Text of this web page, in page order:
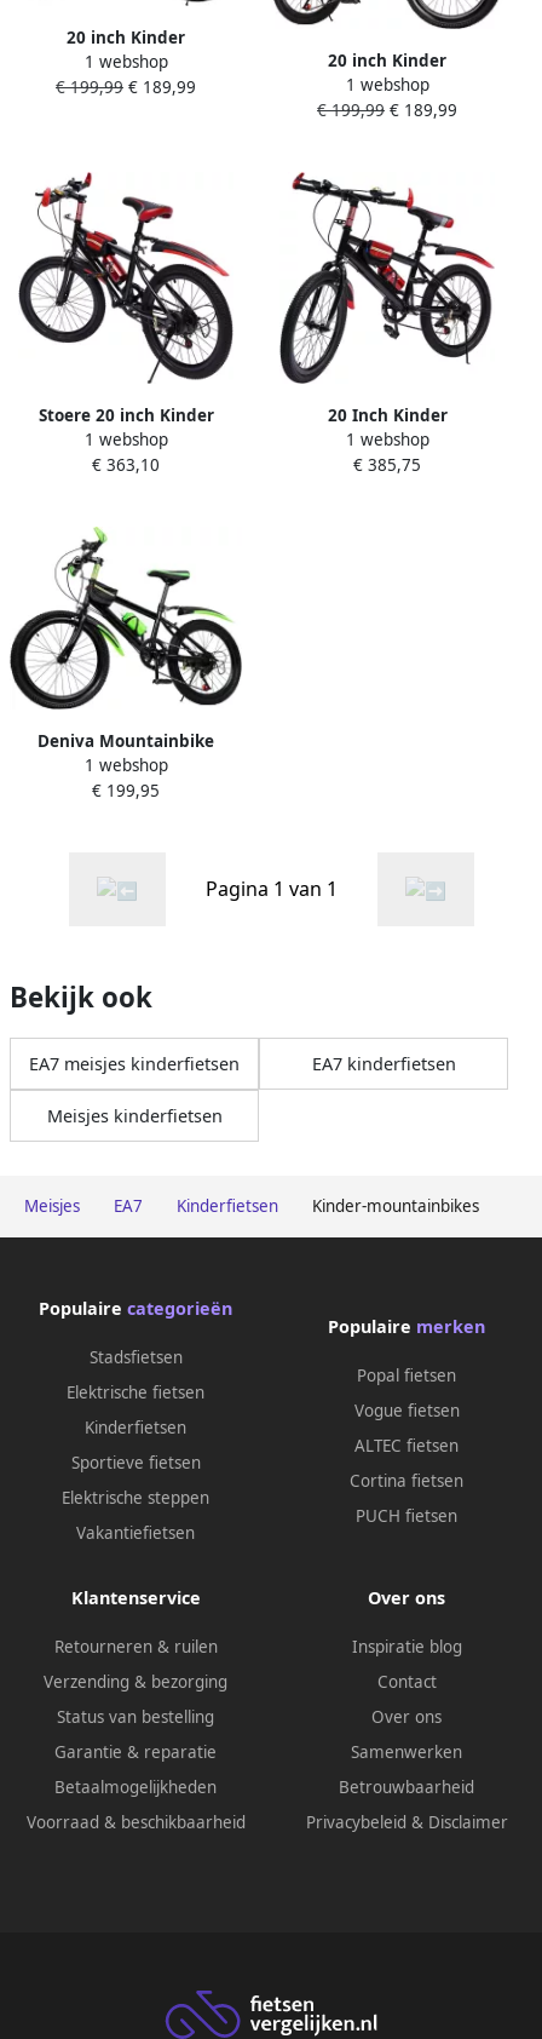
Meisjes EA7 Kinderfietsen Kinder-mountainbikes
20 inch Kinder
Mountainbike – 7
Versnellingen – Verstelbaar
1 webshop
€ 199,99 € 189,99
20 inch Kinder
Mountainbike – 7
Versnellingen – Verstelbaar
1 webshop
€ 199,99 € 189,99
Stoere 20 inch Kinder
Mountainbike met
Versnellingen voor en
1 webshop
€ 363,10
20 Inch Kinder
Mountainbike Stevige Fiets
met 7 Versnellingen
1 webshop
€ 385,75
Deniva Mountainbike
Kinder mountainbike 20
inch 7 Versnellingen
1 webshop
€ 199,95
Pagina 1 van 1
Bekijk ook
EA7 meisjes kinderfietsen EA7 kinderfietsen
Meisjes kinderfietsen
Populaire categorieën
Stadsfietsen
Elektrische fietsen
Kinderfietsen
Sportieve fietsen
Elektrische steppen
Vakantiefietsen
Populaire merken
Popal fietsen
Vogue fietsen
ALTEC fietsen
Cortina fietsen
PUCH fietsen
Klantenservice
Retourneren & ruilen
Verzending & bezorging
Status van bestelling
Garantie & reparatie
Betaalmogelijkheden
Voorraad & beschikbaarheid
Over ons
Inspiratie blog
Contact
Over ons
Samenwerken
Betrouwbaarheid
Privacybeleid & Disclaimer